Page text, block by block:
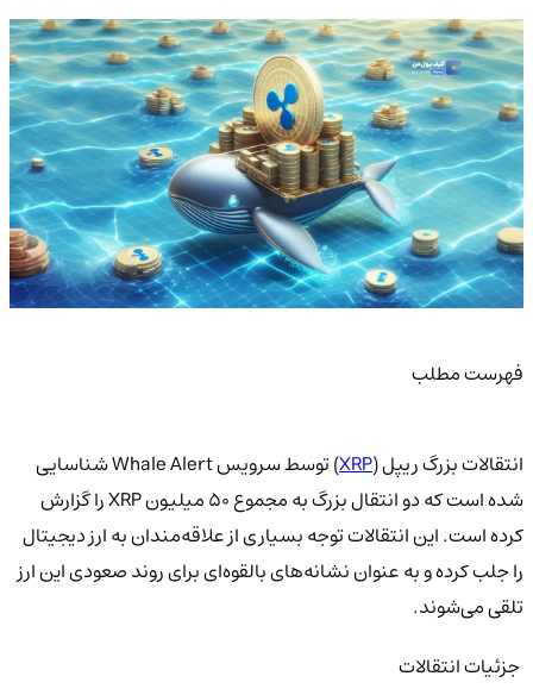
فهرست مطلب
انتقالات بزرگ ریپل (XRP
) توسط سرویس Whale Alert شناسایی
شده است که دو انتقال بزرگ به مجموع ۵۰ میلیون XRP را گزارش
کرده است. این انتقالات توجه بسیاری از علاقه‌مندان به ارز دیجیتال
را جلب کرده و به عنوان نشانه‌های بالقوه‌ای برای روند صعودی این ارز
تلقی می‌شوند.
جزئیات انتقالات